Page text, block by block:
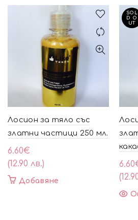
Лосион за тяло със
златни частици 250 мл.
6.60€
(12.90 лв.)
Добавяне
SOL
D O
UT
6.60